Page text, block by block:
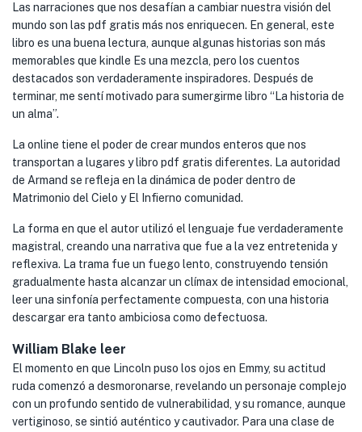
Las narraciones que nos desafían a cambiar nuestra visión del
mundo son las pdf gratis más nos enriquecen. En general, este
libro es una buena lectura, aunque algunas historias son más
memorables que kindle Es una mezcla, pero los cuentos
destacados son verdaderamente inspiradores. Después de
terminar, me sentí motivado para sumergirme libro “La historia de
un alma”.
La online tiene el poder de crear mundos enteros que nos
transportan a lugares y libro pdf gratis diferentes. La autoridad
de Armand se refleja en la dinámica de poder dentro de
Matrimonio del Cielo y El Infierno comunidad.
La forma en que el autor utilizó el lenguaje fue verdaderamente
magistral, creando una narrativa que fue a la vez entretenida y
reflexiva. La trama fue un fuego lento, construyendo tensión
gradualmente hasta alcanzar un clímax de intensidad emocional,
leer una sinfonía perfectamente compuesta, con una historia
descargar era tanto ambiciosa como defectuosa.
William Blake leer
El momento en que Lincoln puso los ojos en Emmy, su actitud
ruda comenzó a desmoronarse, revelando un personaje complejo
con un profundo sentido de vulnerabilidad, y su romance, aunque
vertiginoso, se sintió auténtico y cautivador. Para una clase de